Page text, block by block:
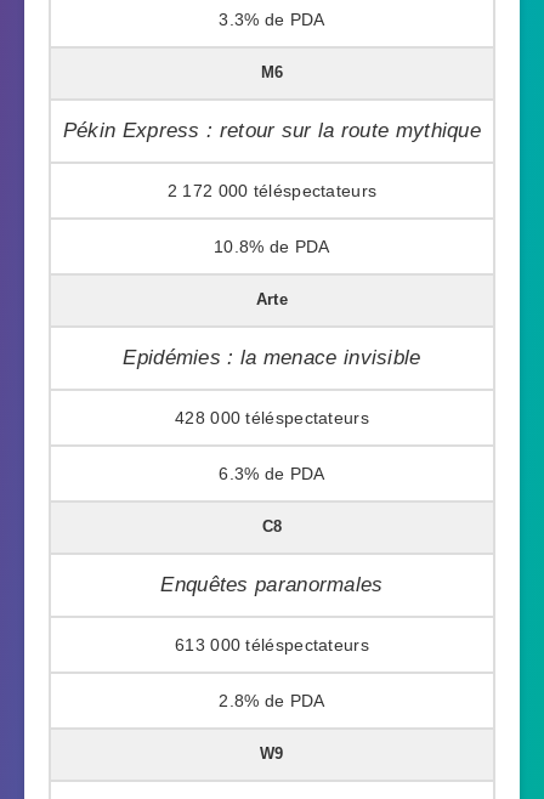
3.3%
M6
Pékin Express : retour sur la route mythique
2 172 000
10.8%
Arte
Epidémies : la menace invisible
428 000
6.3%
C8
Enquêtes paranormales
613 000
2.8%
W9